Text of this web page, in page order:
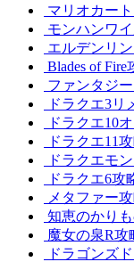
マリオカー
モンハンワ
エルデンリ
Blades of Fire
ファンタジ
ドラクエ3リ
ドラクエ10
ドラクエ11
ドラクエモ
ドラクエ6攻
メタファー
知恵のかり
魔女の泉R攻
ドラゴンズ